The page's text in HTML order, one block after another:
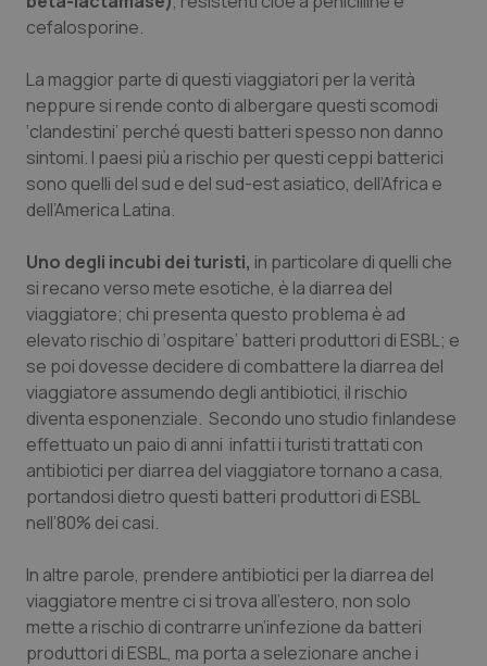
Friuli Venezia Giulia
Lazio
Liguria
Lombardia
Marche
Molise
Piemonte
Provincia Autonoma di Bolzano
Provincia Autonoma di Trento
Puglia
Sardegna
Sicilia
Dermatite Atopica
Diabete & glucometri
Disturbi dell’umore
Dolore
Donna & Salute
Epatiti
HIV
Infezioni & Febbre
Ipertensione & Scompenso
Malattie rare
Malattia di Crohn & Rettocolite Ulcerosa
Neuroscienze & patologie neurodegenerative
cefalosporine.
La maggior parte di questi viaggiatori per la verità
neppure si rende conto di albergare questi scomodi
‘clandestini’ perché questi batteri spesso non danno
sintomi. I paesi più a rischio per questi ceppi batterici
sono quelli del sud e del sud-est asiatico, dell’Africa e
dell’America Latina.
Uno degli incubi dei turisti, in particolare di quelli che
si recano verso mete esotiche, è la diarrea del
viaggiatore; chi presenta questo problema è ad
elevato rischio di ‘ospitare’ batteri produttori di ESBL; e
se poi dovesse decidere di combattere la diarrea del
viaggiatore assumendo degli antibiotici, il rischio
diventa esponenziale. Secondo uno studio finlandese
effettuato un paio di anni infatti i turisti trattati con
antibiotici per diarrea del viaggiatore tornano a casa,
portandosi dietro questi batteri produttori di ESBL
nell’80% dei casi.
In altre parole, prendere antibiotici per la diarrea del
viaggiatore mentre ci si trova all’estero, non solo
mette a rischio di contrarre un’infezione da batteri
produttori di ESBL, ma porta a selezionare anche i